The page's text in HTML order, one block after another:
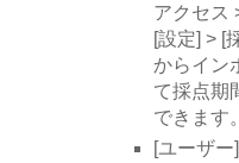
アクセス
[設定] > [
からイン
て採点期
できます。
[ユーザー